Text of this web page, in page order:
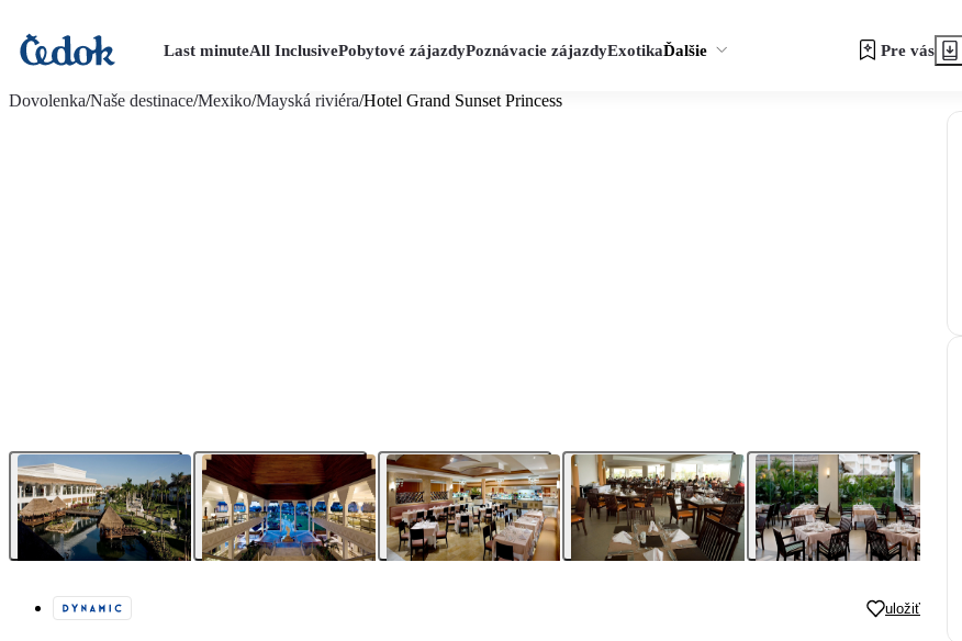
Last minuteAll InclusivePobytové zájazdyPoznávacie zájazdyExotikaĎalšie Pre vás
Dovolenka/Naše destinace/Mexiko/Mayská riviéra/Hotel Grand Sunset Princess
uložiť